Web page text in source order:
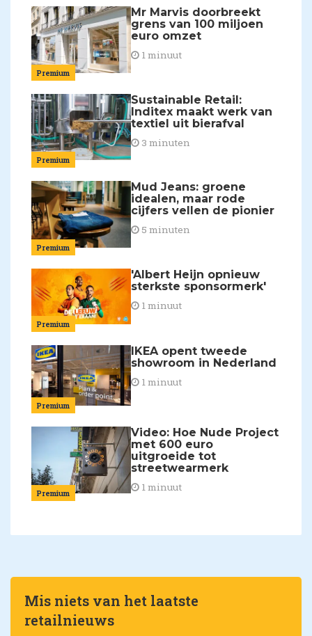
Premium
Mr Marvis doorbreekt
grens van 100 miljoen
euro omzet
1 minuut
Premium
Sustainable Retail:
Inditex maakt werk van
textiel uit bierafval
3 minuten
Premium
Mud Jeans: groene
idealen, maar rode
cijfers vellen de pionier
5 minuten
Premium
'Albert Heijn opnieuw
sterkste sponsormerk'
1 minuut
Premium
IKEA opent tweede
showroom in Nederland
1 minuut
Premium
Video: Hoe Nude Project
met 600 euro
uitgroeide tot
streetwearmerk
1 minuut
Mis niets van het laatste
retailnieuws